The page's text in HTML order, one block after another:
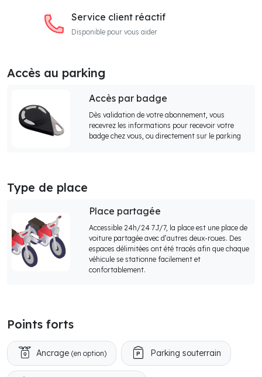
Service client réactif
Disponible pour vous aider
Accès au parking
Accès par badge
Dès validation de votre abonnement, vous
recevrez les informations pour recevoir votre
badge chez vous, ou directement sur le parking
Type de place
Place partagée
Accessible 24h/24 7J/7, la place est une place de
voiture partagée avec d’autres deux-roues. Des
espaces délimitées ont été tracés afin que chaque
véhicule se stationne facilement et
confortablement.
Points forts
Ancrage (en option) Parking souterrain